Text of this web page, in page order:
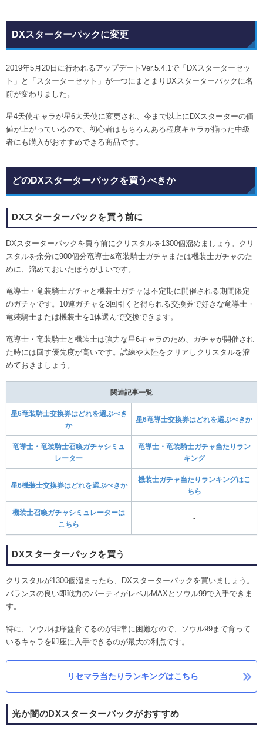
DXスターターパックに変更
2019年5月20日に行われるアップデートVer.5.4.1で「DXスターターセッ
ト」と「スターターセット」が一つにまとまりDXスターターパックに名
前が変わりました。
星4天使キャラが星6大天使に変更され、今まで以上にDXスターターの価
値が上がっているので、初心者はもちろんある程度キャラが揃った中級
者にも購入がおすすめできる商品です。
どのDXスターターパックを買うべきか
DXスターターパックを買う前に
DXスターターパックを買う前にクリスタルを1300個溜めましょう。クリ
スタルを余分に900個分竜導士&竜装騎士ガチャまたは機装士ガチャのた
めに、溜めておいたほうがよいです。
竜導士・竜装騎士ガチャと機装士ガチャは不定期に開催される期間限定
のガチャです。10連ガチャを3回引くと得られる交換券で好きな竜導士・
竜装騎士または機装士を1体選んで交換できます。
竜導士・竜装騎士と機装士は強力な星6キャラのため、ガチャが開催され
た時には回す優先度が高いです。試練や大陸をクリアしクリスタルを溜
めておきましょう。
関連記事一覧
星6竜装騎士交換券はどれを選ぶべき
か
星6竜導士交換券はどれを選ぶべきか
竜導士・竜装騎士召喚ガチャシミュ
レーター
竜導士・竜装騎士ガチャ当たりラン
キング
星6機装士交換券はどれを選ぶべきか
機装士ガチャ当たりランキングはこ
ちら
機装士召喚ガチャシミュレーターは
こちら
-
DXスターターパックを買う
クリスタルが1300個溜まったら、DXスターターパックを買いましょう。
バランスの良い即戦力のパーティがレベルMAXとソウル99で入手できま
す。
特に、ソウルは序盤育てるのが非常に困難なので、ソウル99まで育って
いるキャラを即座に入手できるのが最大の利点です。
リセマラ当たりランキングはこちら
光か闇のDXスターターパックがおすすめ